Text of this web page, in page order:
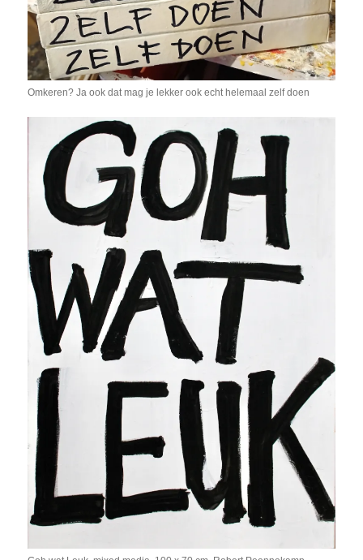
Omkeren? Ja ook dat mag je lekker ook echt helemaal zelf doen